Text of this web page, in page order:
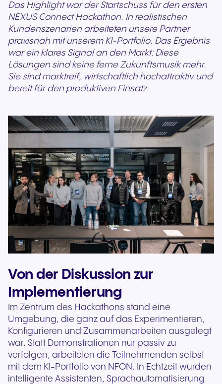
Das Highlight war der Startschuss für den ersten
NEXUS Connect Hackathon. In realistischen
Kundenszenarien arbeiteten unsere Partner
praxisnah mit unserem KI-Portfolio. Das Ergebnis
war ein klares Signal an den Markt: Diese
Lösungen sind keine ferne Zukunftsmusik mehr.
Sie sind marktreif, wirtschaftlich hochattraktiv und
bereit für den produktiven Einsatz.
Von der Diskussion zur
Implementierung
Im Zentrum des Hackathons stand eine
Umgebung, die ganz auf das Experimentieren,
Konfigurieren und Zusammenarbeiten ausgelegt
war. Statt Demonstrationen nur passiv zu
verfolgen, arbeiteten die Teilnehmenden selbst
mit dem KI-Portfolio von NFON. In Echtzeit wurden
intelligente Assistenten, Sprachautomatisierung